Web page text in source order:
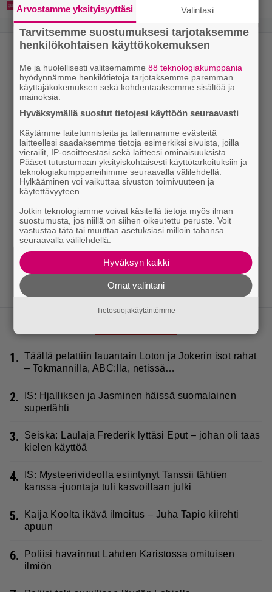
1. Täällä pelattiin lauantain Loton ja Jokerin isot rahat
– Tokmannilla, ABC:lla, netissä…
2.
IS: Hjalliksen ja Jasminen häissä suomalainen
supertähti
3.
Seiska: Laulaja Frederik lyttäsi Eput – johan oli taas
kielen käyttöä
4.
IS: Mysteerivideolla esiintynyt Tanssii tähtien
kanssa -juontaja tuli kasvoillaan julki
5.
Kaija Koolta ikävä ilmoitus – Juha Tapio kiirehti
apuun
6.
Poliisi havainnut Lahden Karistossa omituisen
ilmiön
Arvostamme yksityisyyttäsi Valintasi
Tarvitsemme suostumuksesi tarjotaksemme
henkilökohtaisen käyttökokemuksen
Me ja huolellisesti valitsemamme88 teknologiakumppania
hyödynnämme henkilötietoja tarjotaksemme paremman
käyttäjäkokemuksen sekä kohdentaaksemme sisältöä ja
mainoksia.
Hyväksymällä suostut tietojesi käyttöön seuraavasti
Käytämme laitetunnisteita ja tallennamme evästeitä
laitteellesi saadaksemme tietoja esimerkiksi sivuista, joilla
vierailit, IP-osoitteestasi sekä laitteesi ominaisuuksista.
Pääset tutustumaan yksityiskohtaisesti käyttötarkoituksiin ja
teknologiakumppaneihimme seuraavalla välilehdellä.
Hylkääminen voi vaikuttaa sivuston toimivuuteen ja
käytettävyyteen.
Jotkin teknologiamme voivat käsitellä tietoja myös ilman
suostumusta, jos niillä on siihen oikeutettu peruste. Voit
vastustaa tätä tai muuttaa asetuksiasi milloin tahansa
seuraavalla välilehdellä.
Hyväksyn kaikki
Omat valintani
Tietosuojakäytäntömme